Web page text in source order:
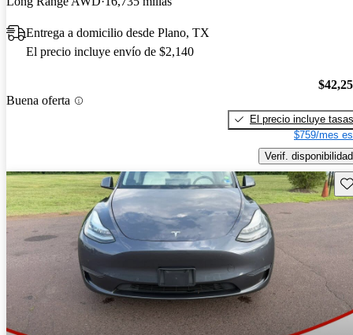
Entrega a domicilio desde Plano, TX
El precio incluye envío de $2,140
Buena oferta
El precio incluye tasas
$759/mes
Verif. disponibilidad